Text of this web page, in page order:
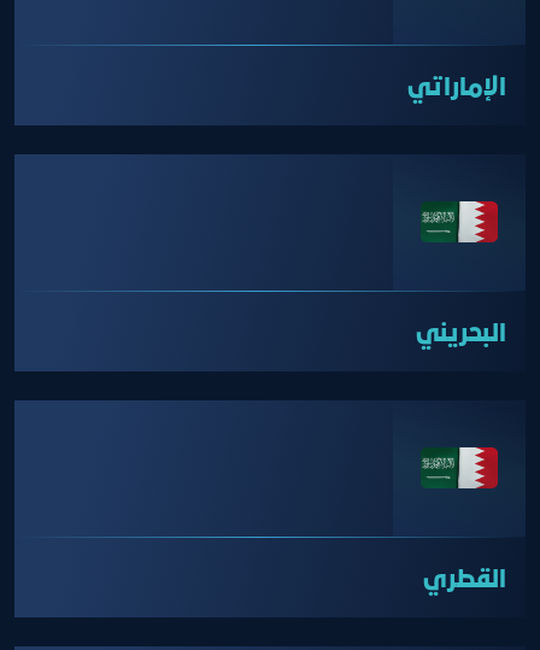
الإماراتي
البحريني
القطري